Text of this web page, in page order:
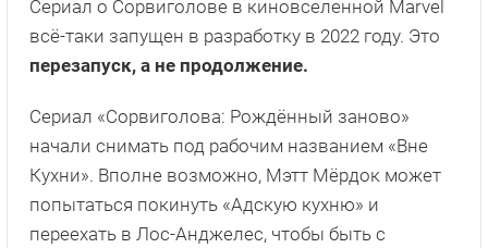
Сериал о Сорвиголове в киновселенной Marvel
всё-таки запущен в разработку в 2022 году. Это
перезапуск, а не продолжение.
Сериал «Сорвиголова: Рождённый заново»
начали снимать под рабочим названием «Вне
Кухни». Вполне возможно, Мэтт Мёрдок может
попытаться покинуть «Адскую кухню» и
переехать в Лос-Анджелес, чтобы быть с